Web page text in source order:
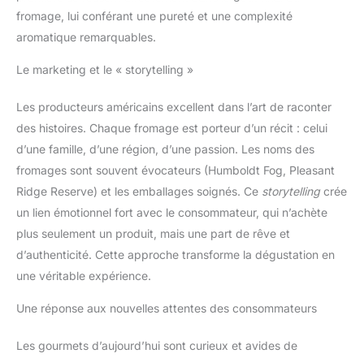
fromage, lui conférant une pureté et une complexité
aromatique remarquables.
Le marketing et le « storytelling »
Les producteurs américains excellent dans l’art de raconter
des histoires. Chaque fromage est porteur d’un récit : celui
d’une famille, d’une région, d’une passion. Les noms des
fromages sont souvent évocateurs (Humboldt Fog, Pleasant
Ridge Reserve) et les emballages soignés. Ce storytellingcrée
un lien émotionnel fort avec le consommateur, qui n’achète
plus seulement un produit, mais une part de rêve et
d’authenticité. Cette approche transforme la dégustation en
une véritable expérience.
Une réponse aux nouvelles attentes des consommateurs
Les gourmets d’aujourd’hui sont curieux et avides de